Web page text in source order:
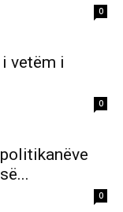
0
vetëm i
0
0